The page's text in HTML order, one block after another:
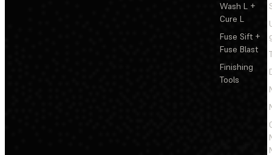
Wash L +
Cure L
Fuse Sift +
Fuse Blast
Finishing
Tools